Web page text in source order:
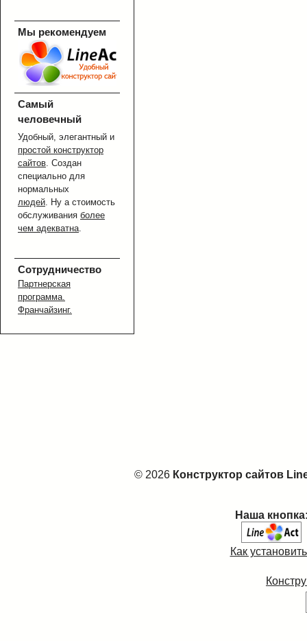
Мы рекомендуем
Самый
человечный
Удобный, элегантный и
простой конструктор
сайтов. Создан
специально для
нормальных
людей. Ну а стоимость
обслуживания более
чем адекватна.
Сотрудничество
Партнерская
программа.
Франчайзинг.
© 2026 Конструктор сайтов
Наша
Как